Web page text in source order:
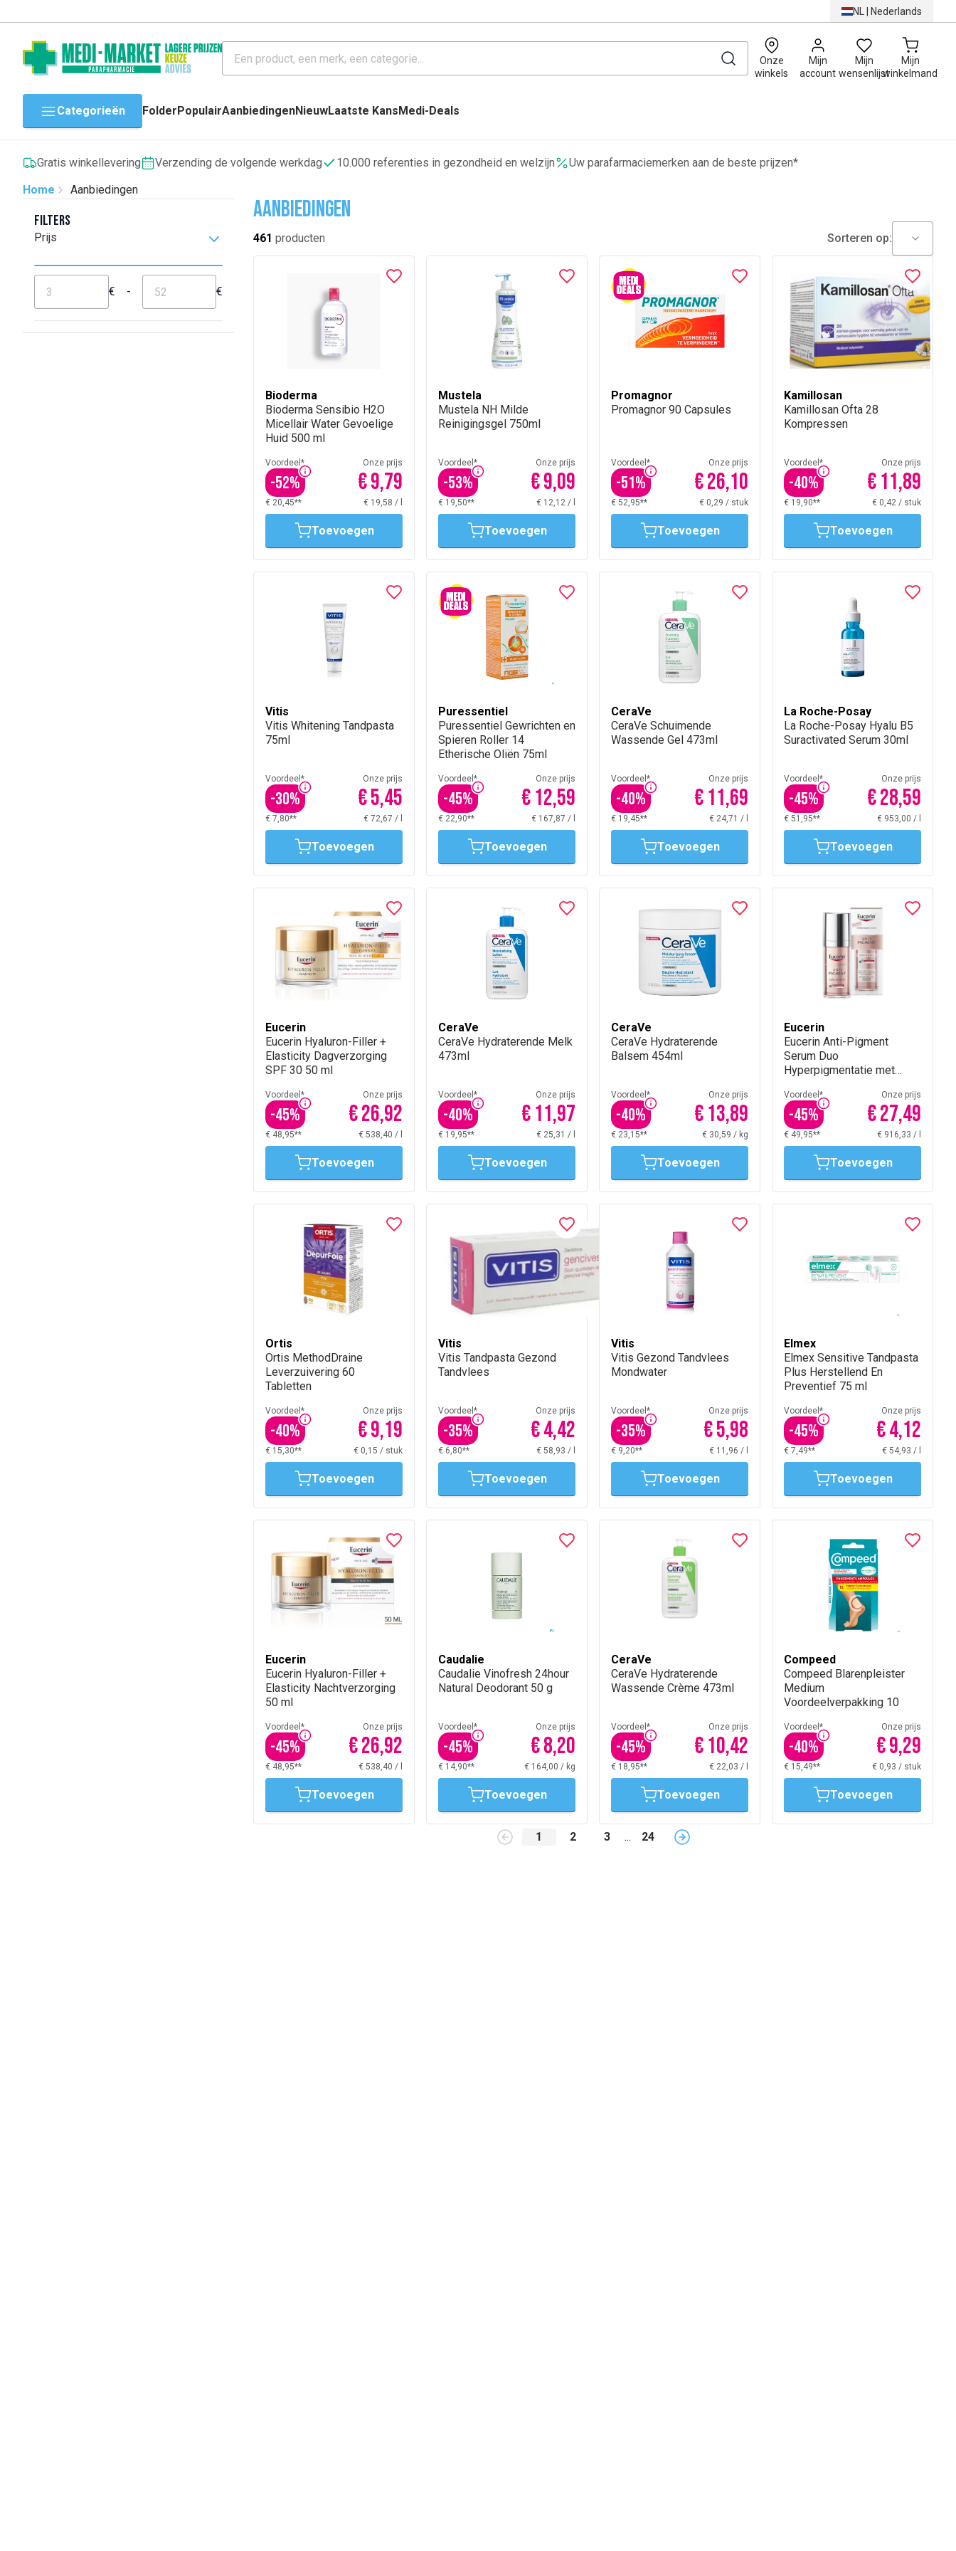
NL | Nederlands
Onze
winkels
Mijn
account
Mijn
wensenlijst
Mijn
winkelmand
0
Categorieën FolderPopulairAanbiedingenNieuwLaatste KansMedi-Deals
Gratis winkellevering Verzending de volgende werkdag 10.000 referenties in gezondheid en welzijn
Uw parafarmaciemerken aan de beste prijzen*
Home
Aanbiedingen
Filters
Prijs
€ - €
Aanbiedingen
461 producten Sorteren op:
Bioderma
Bioderma Sensibio H2O
Micellair Water Gevoelige
Huid 500 ml
Voordeel*
-52%
Onze prijs
€ 9,79
€ 20,45** € 19,58 /
Toevoegen
Mustela
Mustela NH Milde
Reinigingsgel 750ml
Voordeel*
-53%
Onze prijs
€ 9,09
€ 19,50** € 12,12 /
Toevoegen
Promagnor
Promagnor 90 Capsules
Voordeel*
-51%
Onze prijs
€ 26,10
€ 52,95** € 0,29 / stuk
Toevoegen
Kamillosan
Kamillosan Ofta 28
Kompressen
Voordeel*
-40%
Onze prijs
€ 11,89
€ 19,90** € 0,42 / stuk
Toevoegen
Vitis
Vitis Whitening Tandpasta
75ml
Voordeel*
-30%
Onze prijs
€ 5,45
€ 7,80** € 72,67 /
Toevoegen
Puressentiel
Puressentiel Gewrichten en
Spieren Roller 14
Etherische Oliën 75ml
Voordeel*
-45%
Onze prijs
€ 12,59
€ 22,90** € 167,87 /
Toevoegen
CeraVe
CeraVe Schuimende
Wassende Gel 473ml
Voordeel*
-40%
Onze prijs
€ 11,69
€ 19,45** € 24,71 /
Toevoegen
La Roche-Posay
La Roche-Posay Hyalu B5
Suractivated Serum 30ml
Voordeel*
-45%
Onze prijs
€ 28,59
€ 51,95** € 953,00 /
Toevoegen
Eucerin
Eucerin Hyaluron-Filler +
Elasticity Dagverzorging
SPF 30 50 ml
Voordeel*
-45%
Onze prijs
€ 26,92
€ 48,95** € 538,40 /
Toevoegen
CeraVe
CeraVe Hydraterende Melk
473ml
Voordeel*
-40%
Onze prijs
€ 11,97
€ 19,95** € 25,31 /
Toevoegen
CeraVe
CeraVe Hydraterende
Balsem 454ml
Voordeel*
-40%
Onze prijs
€ 13,89
€ 23,15** € 30,59 / kg
Toevoegen
Eucerin
Eucerin Anti-Pigment
Serum Duo
Hyperpigmentatie met
Voordeel*
-45%
Onze prijs
€ 27,49
€ 49,95** € 916,33 /
Toevoegen
Ortis
Ortis MethodDraine
Leverzuivering 60
Tabletten
Voordeel*
-40%
Onze prijs
€ 9,19
€ 15,30** € 0,15 / stuk
Toevoegen
Vitis
Vitis Tandpasta Gezond
Tandvlees
Voordeel*
-35%
Onze prijs
€ 4,42
€ 6,80** € 58,93 /
Toevoegen
Vitis
Vitis Gezond Tandvlees
Mondwater
Voordeel*
-35%
Onze prijs
€ 5,98
€ 9,20** € 11,96 /
Toevoegen
Elmex
Elmex Sensitive Tandpasta
Plus Herstellend En
Preventief 75 ml
Voordeel*
-45%
Onze prijs
€ 4,12
€ 7,49** € 54,93 /
Toevoegen
Eucerin
Eucerin Hyaluron-Filler +
Elasticity Nachtverzorging
50 ml
Voordeel*
-45%
Onze prijs
€ 26,92
€ 48,95** € 538,40 /
Toevoegen
Caudalie
Caudalie Vinofresh 24hour
Natural Deodorant 50 g
Voordeel*
-45%
Onze prijs
€ 8,20
€ 14,90** € 164,00 / kg
Toevoegen
CeraVe
CeraVe Hydraterende
Wassende Crème 473ml
Voordeel*
-45%
Onze prijs
€ 10,42
€ 18,95** € 22,03 /
Toevoegen
Compeed
Compeed Blarenpleister
Medium
Voordeelverpakking 10
Voordeel*
-40%
Onze prijs
€ 9,29
€ 15,49** € 0,93 / stuk
Toevoegen
1 2 3 ... 24